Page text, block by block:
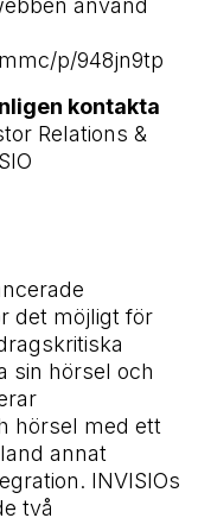
p/948jn9tp
kontakta
Relations &
det möjligt för
sin hörsel och
hörsel med ett
annat
INVISIOs
två